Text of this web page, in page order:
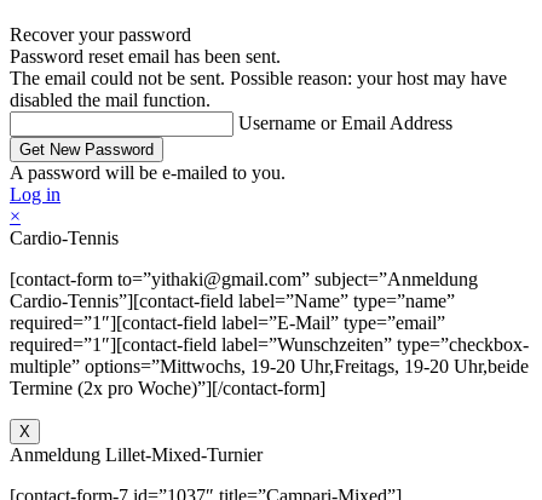
Recover your password
Password reset email has been sent.
The email could not be sent. Possible reason: your host may have
disabled the mail function.
Username or Email Address
A password will be e-mailed to you.
Log in
×
Cardio-Tennis
[contact-form to=”yithaki@gmail.com” subject=”Anmeldung
Cardio-Tennis”][contact-field label=”Name” type=”name”
required=”1″][contact-field label=”E-Mail” type=”email”
required=”1″][contact-field label=”Wunschzeiten” type=”checkbox-
multiple” options=”Mittwochs, 19-20 Uhr,Freitags, 19-20 Uhr,beide
Termine (2x pro Woche)”][/contact-form]
X
Anmeldung Lillet-Mixed-Turnier
[contact-form-7 id=”1037″ title=”Campari-Mixed”]